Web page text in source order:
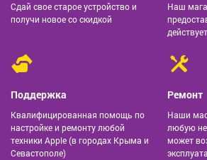
Сдай свое старое устройство и
получи новое со скидкой
Наш
Поддержка
Квалифицированная помощь по
настройке и ремонту любой
техники Apple (в городах Крыма и
Севастополе)
Ремонт
Наши
любую
может